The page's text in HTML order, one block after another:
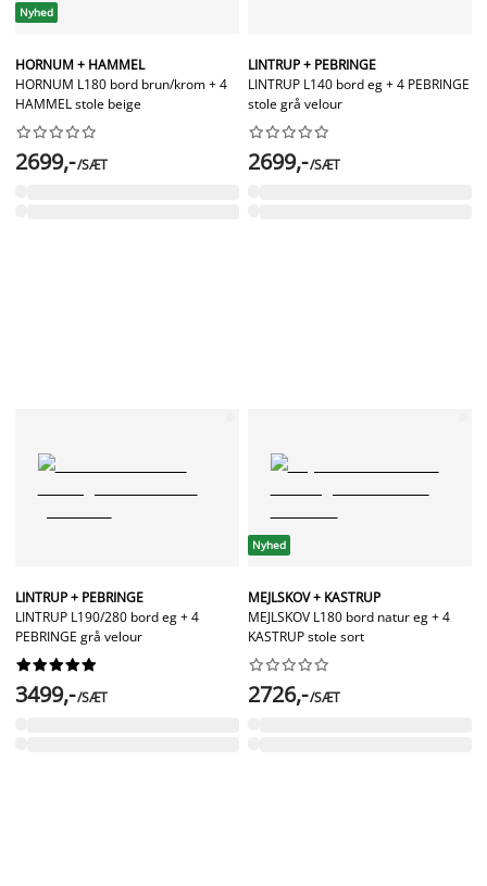
Nyhed
HORNUM + HAMMEL
HORNUM L180 bord brun/krom + 4
HAMMEL stole beige






2699,-/SÆT
LINTRUP + PEBRINGE
LINTRUP L140 bord eg + 4 PEBRINGE
stole grå velour






2699,-/SÆT
LINTRUP + PEBRINGE
LINTRUP L190/280 bord eg + 4
PEBRINGE grå velour






3499,-/SÆT
Nyhed
MEJLSKOV + KASTRUP
MEJLSKOV L180 bord natur eg + 4
KASTRUP stole sort






2726,-/SÆT